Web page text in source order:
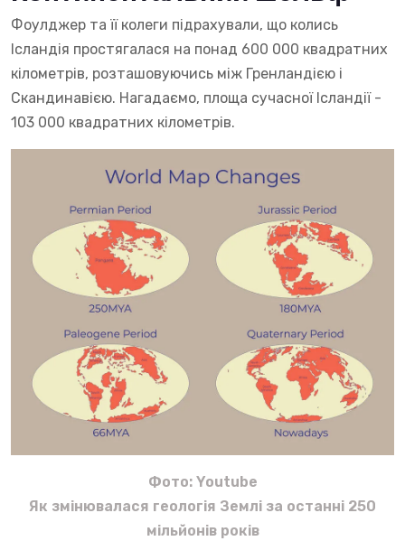
Фоулджер та її колеги підрахували, що колись
Ісландія простягалася на понад 600 000 квадратних
кілометрів, розташовуючись між Гренландією і
Скандинавією. Нагадаємо, площа сучасної Ісландії -
103 000 квадратних кілометрів.
Фото: Youtube
Як змінювалася геологія Землі за останні 250
мільйонів років